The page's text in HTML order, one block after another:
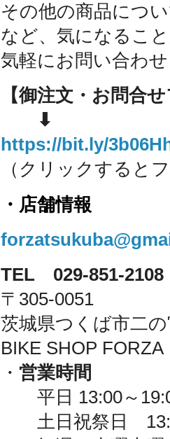
その他の商品につ
など、気になるこ
気軽にお問い合わ
【御注文・お問合
⬇
https://bit.ly/
（クリックすると
・店舗情報
TEL 029-851-2108
〒305-0051
茨城県つくば市二
BIKE SHOP
・ 営業時間
平日 13:00～
土日祝祭日